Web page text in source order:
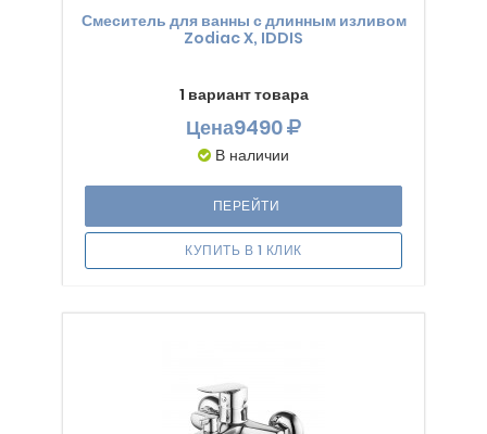
Смеситель для ванны с длинным изливом
Zodiac X, IDDIS
1 вариант товара
Цена9490
В наличии
ПЕРЕЙТИ
КУПИТЬ В 1 КЛИК